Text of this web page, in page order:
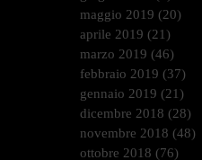
maggio 2019 (20)
aprile 2019 (21)
marzo 2019 (46)
febbraio 2019 (37)
gennaio 2019 (21)
dicembre 2018 (28)
novembre 2018 (48)
ottobre 2018 (76)